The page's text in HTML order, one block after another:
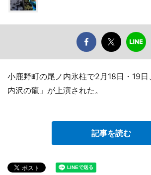
小鹿野町の尾ノ内氷柱で2月18日・19日
内沢の龍」が上演された。
記事を読む